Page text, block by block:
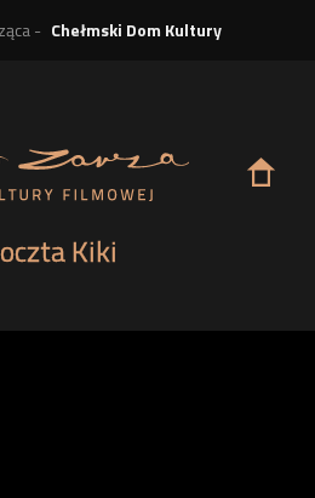
- Chełmski Dom Kultury
o
Kiki